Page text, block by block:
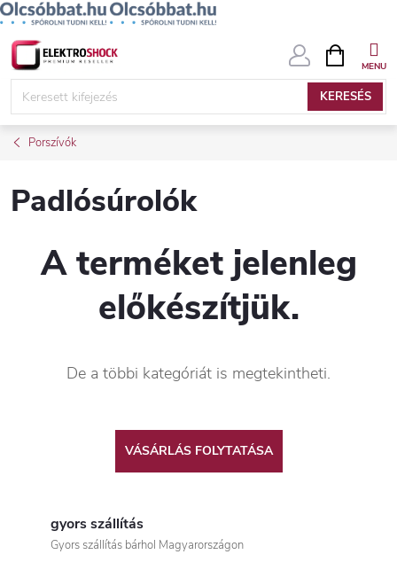
Ugrás
KERESÉS
KOSÁR
Porszívók
Padlósúrolók
A terméket jelenleg
előkészítjük.
De a többi kategóriát is megtekintheti.
VÁSÁRLÁS FOLYTATÁSA
gyors szállítás
Gyors szállítás bárhol Magyarországon